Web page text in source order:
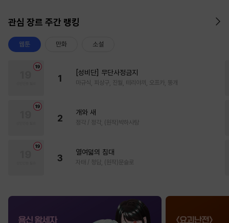
관심 장르 주간 랭킹
웹툰 만화 소설
1
[성비단] 무단사정금지
마규식, 피상구, 진월, 테리야끼, 오프카, 뚱개
2
개와 새
정각 / 정각, (원작)박하사탕
3
열여덟의 침대
자태 / 청담, (원작)문슬로